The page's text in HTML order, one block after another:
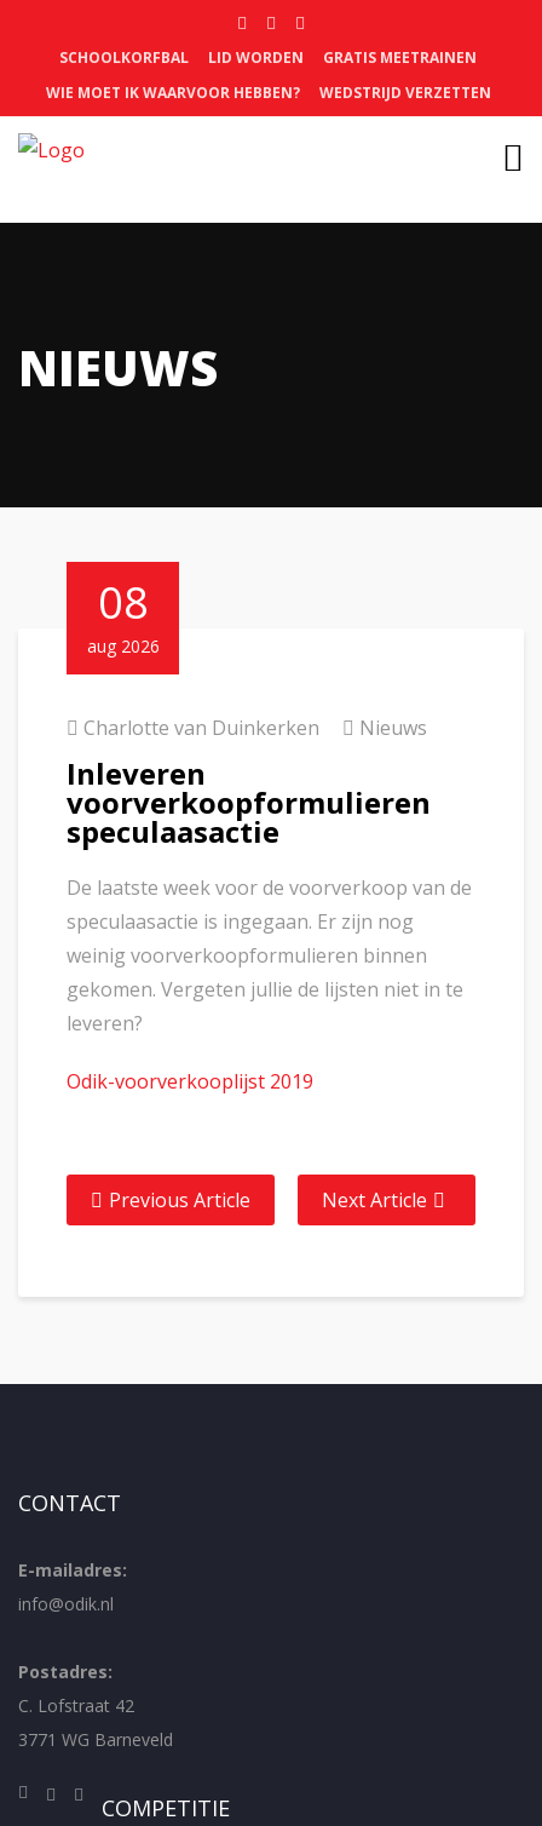
SCHOOLKORFBAL LID WORDEN
GRATIS MEETRAINEN
WIE MOET IK WAARVOOR HEBBEN?
WEDSTRIJD VERZETTEN
NIEUWS
08
aug 2026
Charlotte van Duinkerken Nieuws
Inleveren
voorverkoopformulieren
speculaasactie
De laatste week voor de voorverkoop van de
speculaasactie is ingegaan. Er zijn nog
weinig voorverkoopformulieren binnen
gekomen. Vergeten jullie de lijsten niet in te
leveren?
Odik-voorverkooplijst 2019
Previous Article Next Article
CONTACT
E-mailadres:
info@odik.nl
Postadres:
C. Lofstraat 42
3771 WG Barneveld
COMPETITIE